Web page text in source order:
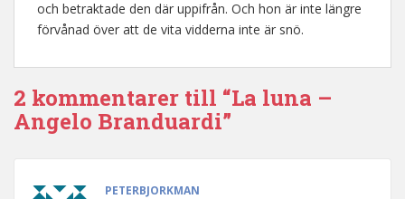
och betraktade den där uppifrån. Och hon är inte längre
förvånad över att de vita vidderna inte är snö.
2 kommentarer till “La luna –
Angelo Branduardi”
PETERBJORKMAN